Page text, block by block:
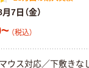
月7日（金）
（税込）
ウス対応／下敷きな